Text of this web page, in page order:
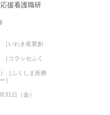
援看護職研
いわき産業創
コラッセふく
［ふくしま医療
］
31日（金）